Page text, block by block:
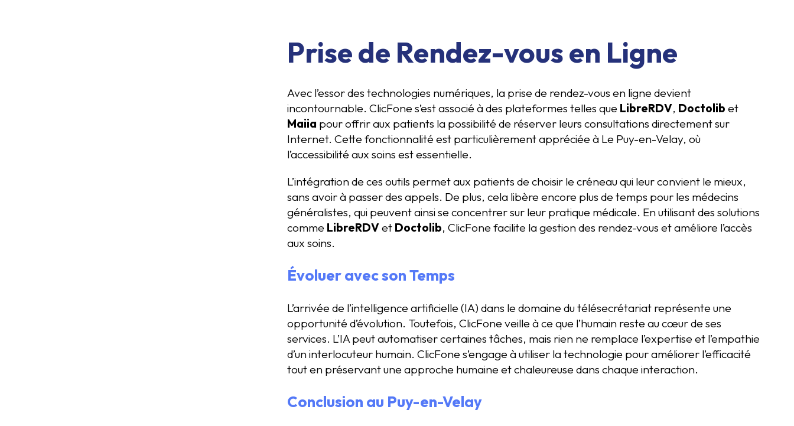
Prise de Rendez-vous en Ligne
Avec l’essor des technologies numériques, la prise de rendez-vous en ligne devient
incontournable. ClicFone s’est associé à des plateformes telles que LibreRDV, Doctolib et
Maiia pour offrir aux patients la possibilité de réserver leurs consultations directement sur
Internet. Cette fonctionnalité est particulièrement appréciée à Le Puy-en-Velay, où
l’accessibilité aux soins est essentielle.
L’intégration de ces outils permet aux patients de choisir le créneau qui leur convient le mieux,
sans avoir à passer des appels. De plus, cela libère encore plus de temps pour les médecins
généralistes, qui peuvent ainsi se concentrer sur leur pratique médicale. En utilisant des solutions
comme LibreRDVet Doctolib, ClicFone facilite la gestion des rendez-vous et améliore l’accès
aux soins.
Évoluer avec son Temps
L’arrivée de l’intelligence artificielle (IA) dans le domaine du télésecrétariat représente une
opportunité d’évolution. Toutefois, ClicFone veille à ce que l’humain reste au cœur de ses
services. L’IA peut automatiser certaines tâches, mais rien ne remplace l’expertise et l’empathie
d’un interlocuteur humain. ClicFone s’engage à utiliser la technologie pour améliorer l’efficacité
tout en préservant une approche humaine et chaleureuse dans chaque interaction.
Conclusion au Puy-en-Velay